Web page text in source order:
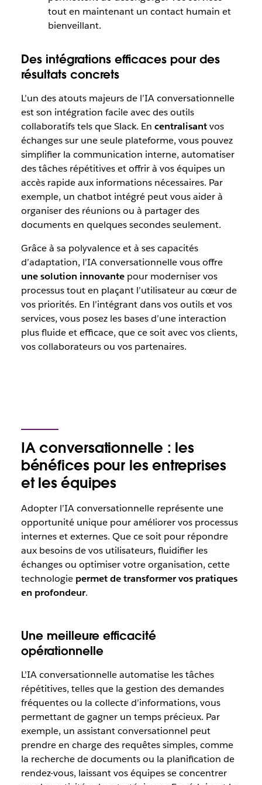
tout en maintenant un contact humain et
bienveillant.
Des intégrations efficaces pour des
résultats concrets
L’un des atouts majeurs de l’IA conversationnelle
est son intégration facile avec des outils
collaboratifs tels que Slack. En centralisantvos
échanges sur une seule plateforme, vous pouvez
simplifier la communication interne, automatiser
des tâches répétitives et offrir à vos équipes un
accès rapide aux informations nécessaires. Par
exemple, un chatbot intégré peut vous aider à
organiser des réunions ou à partager des
documents en quelques secondes seulement.
Grâce à sa polyvalence et à ses capacités
d’adaptation, l’IA conversationnelle vous offre
une solution innovantepour moderniser vos
processus tout en plaçant l’utilisateur au cœur de
vos priorités. En l’intégrant dans vos outils et vos
services, vous posez les bases d’une interaction
plus fluide et efficace, que ce soit avec vos clients,
vos collaborateurs ou vos partenaires.
IA conversationnelle : les
bénéfices pour les entreprises
et les équipes
Adopter l’IA conversationnelle représente une
opportunité unique pour améliorer vos processus
internes et externes. Que ce soit pour répondre
aux besoins de vos utilisateurs, fluidifier les
échanges ou optimiser votre organisation, cette
technologie permet de transformer vos pratiques
en profondeur.
Une meilleure efficacité
opérationnelle
L’IA conversationnelle automatise les tâches
répétitives, telles que la gestion des demandes
fréquentes ou la collecte d’informations, vous
permettant de gagner un temps précieux. Par
exemple, un assistant conversationnel peut
prendre en charge des requêtes simples, comme
la recherche de documents ou la planification de
rendez-vous, laissant vos équipes se concentrer